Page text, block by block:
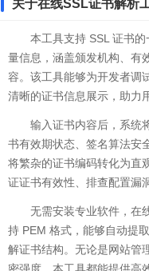
关于在线SSL证书解析
本工具支持 SSL 证书
量信息，涵盖颁发机构、有
容。该工具能够为开发者调
清晰的证书信息展示，助力
输入证书内容后，系统
书有效期状态、签名算法安
将繁杂的证书编码转化为直
证证书有效性、排查配置漏
无需安装专业软件，在
持 PEM 格式，能够自动提
解证书结构。无论是网站管